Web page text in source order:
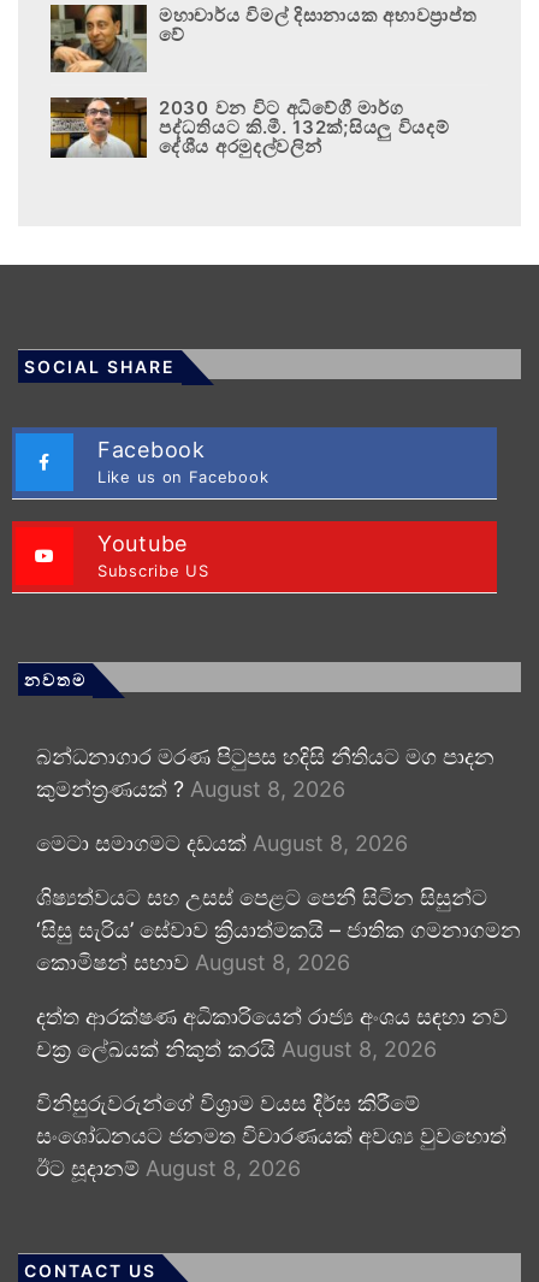
මහාචාර්ය විමල් දිසානායක අභාවප්‍රාප්ත
වේ
2030 වන විට අධිවේගී මාර්ග
පද්ධතියට කි.මී. 132ක්;සියලු වියදම්
දේශීය අරමුදල්වලින්
SOCIAL SHARE
Facebook
Like us on Facebook
Youtube
Subscribe US
නවතම
බන්ධනාගාර මරණ පිටුපස හදිසි නීතියට මග පාදන
කුමන්ත්‍රණයක් ? August 8, 2026
මෙටා සමාගමට දඩයක් August 8, 2026
ශිෂ්‍යත්වයට සහ උසස් පෙළට පෙනී සිටින සිසුන්ට
‘සිසු සැරිය’ සේවාව ක්‍රියාත්මකයි – ජාතික ගමනාගමන
කොමිෂන් සභාව August 8, 2026
දත්ත ආරක්ෂණ අධිකාරියෙන් රාජ්‍ය අංශය සඳහා නව
චක්‍ර ලේඛයක් නිකුත් කරයි August 8, 2026
විනිසුරුවරුන්ගේ විශ්‍රාම වයස දීර්ඝ කිරීමේ
සංශෝධනයට ජනමත විචාරණයක් අවශ්‍ය වුවහොත්
ඊට සූදානම් August 8, 2026
CONTACT US